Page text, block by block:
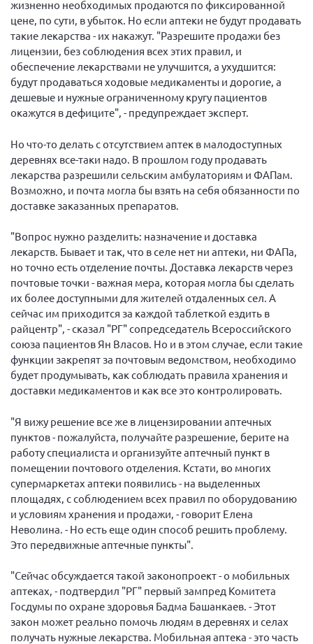
г. Севастополь
Самарская область СОРС
Самарская область ПРИЗМА
Самарская область СГОРС
Свердловская область
Ставропольский край
Сахалинская область
Томская область
Ульяновская область
Челябинская область
Ярославская область
жизненно необходимых продаются по фиксированной
цене, по сути, в убыток. Но если аптеки не будут продавать
такие лекарства - их накажут. "Разрешите продажи без
лицензии, без соблюдения всех этих правил, и
обеспечение лекарствами не улучшится, а ухудшится:
будут продаваться ходовые медикаменты и дорогие, а
дешевые и нужные ограниченному кругу пациентов
окажутся в дефиците", - предупреждает эксперт.
Но что-то делать с отсутствием аптек в малодоступных
деревнях все-таки надо. В прошлом году продавать
лекарства разрешили сельским амбулаториям и ФАПам.
Возможно, и почта могла бы взять на себя обязанности по
доставке заказанных препаратов.
"Вопрос нужно разделить: назначение и доставка
лекарств. Бывает и так, что в селе нет ни аптеки, ни ФАПа,
но точно есть отделение почты. Доставка лекарств через
почтовые точки - важная мера, которая могла бы сделать
их более доступными для жителей отдаленных сел. А
сейчас им приходится за каждой таблеткой ездить в
райцентр", - сказал "РГ" сопредседатель Всероссийского
союза пациентов Ян Власов. Но и в этом случае, если такие
функции закрепят за почтовым ведомством, необходимо
будет продумывать, как соблюдать правила хранения и
доставки медикаментов и как все это контролировать.
"Я вижу решение все же в лицензировании аптечных
пунктов - пожалуйста, получайте разрешение, берите на
работу специалиста и организуйте аптечный пункт в
помещении почтового отделения. Кстати, во многих
супермаркетах аптеки появились - на выделенных
площадях, с соблюдением всех правил по оборудованию
и условиям хранения и продажи, - говорит Елена
Неволина. - Но есть еще один способ решить проблему.
Это передвижные аптечные пункты".
"Сейчас обсуждается такой законопроект - о мобильных
аптеках, - подтвердил "РГ" первый зампред Комитета
Госдумы по охране здоровья Бадма Башанкаев. - Этот
закон может реально помочь людям в деревнях и селах
получать нужные лекарства. Мобильная аптека - это часть